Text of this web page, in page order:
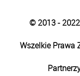
© 2013 -
Wszelkie Prawa